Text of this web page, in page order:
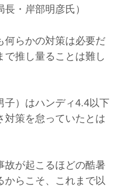
・岸部明彦氏）
何らかの対策は必要だ
で推し量ることは難し
子）はハンディ4.4以下
対策を怠っていたとは
故が起こるほどの酷暑
からこそ、これまで以